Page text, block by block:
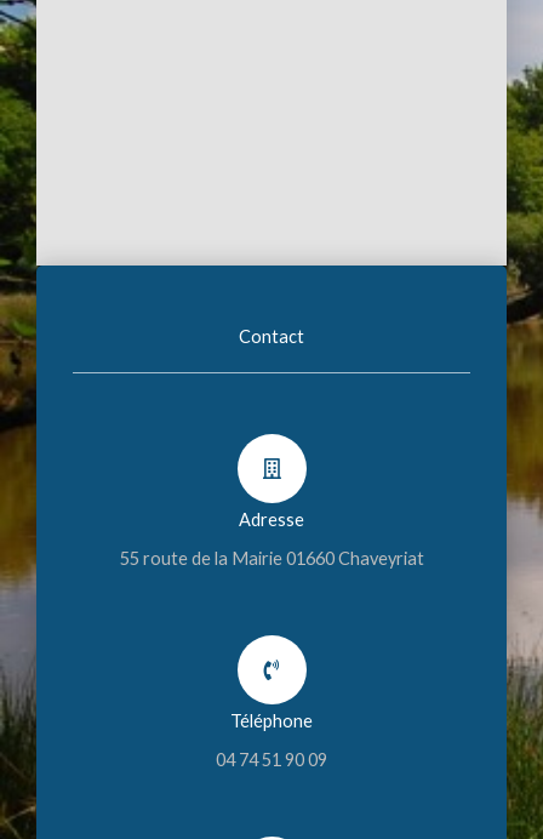
Contact
Adresse
55 route de la Mairie 01660 Chaveyriat
Téléphone
04 74 51 90 09